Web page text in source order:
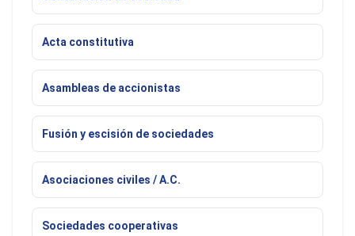
Acta constitutiva
Asambleas de accionistas
Fusión y escisión de sociedades
Asociaciones civiles / A.C.
Sociedades cooperativas